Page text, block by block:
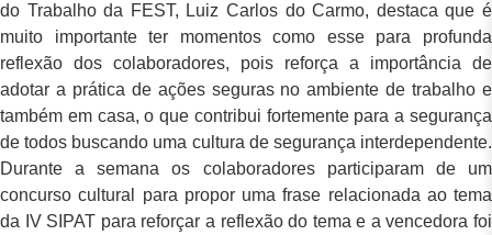
do Trabalho da FEST, Luiz Carlos do Carmo, destaca que é
muito importante ter momentos como esse para profunda
reflexão dos colaboradores, pois reforça a importância de
adotar a prática de ações seguras no ambiente de trabalho e
também em casa, o que contribui fortemente para a segurança
de todos buscando uma cultura de segurança interdependente.
Durante a semana os colaboradores participaram de um
concurso cultural para propor uma frase relacionada ao tema
da IV SIPAT para reforçar a reflexão do tema e a vencedora foi